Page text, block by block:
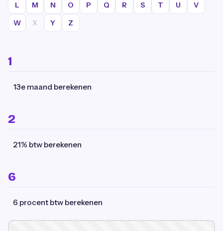
L
M N O P Q R S T U
V
W
X Y Z
1
13e maand berekenen
2
21% btw berekenen
6
6 procent btw berekenen